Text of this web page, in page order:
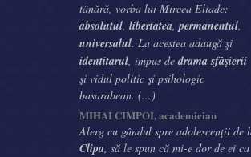
tânără, vorba lui Mircea Eliade:
absolutul, libertatea,permanentul,
universalul. La acestea adaugă şi
identitarul, impus dedrama sfâşierii
şi vidul politic şi psihologic
basarabean. (...)
MIHAI CIMPOI, academician
Alerg cu gândul spre adolescenţii de
Clipa, să le spun că mi-e dor de ei ca